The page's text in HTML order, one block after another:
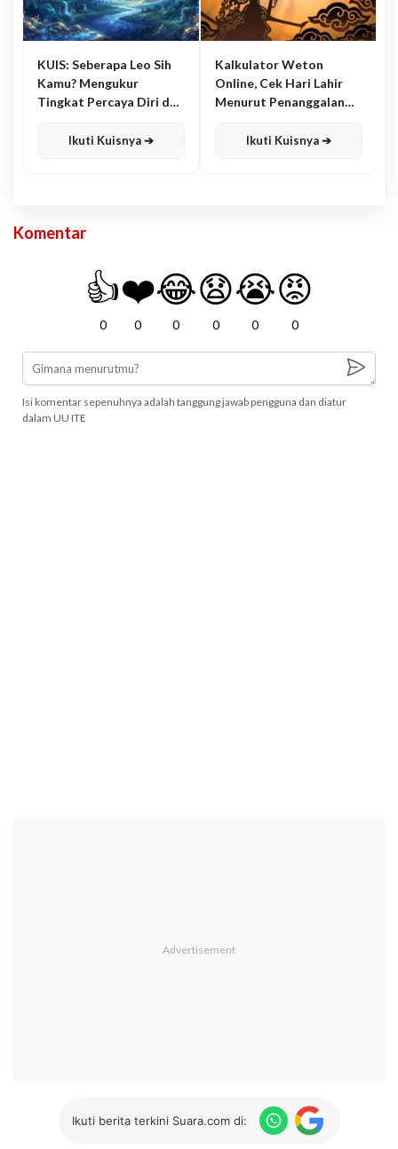
KUIS: Seberapa Leo Sih
Kamu? Mengukur
Tingkat Percaya Diri dan
Ikuti Kuisnya ➔
Kalkulator Weton
Online, Cek Hari Lahir
Menurut Penanggalan
Ikuti Kuisnya ➔
Komentar
👍
0
❤️
0
😂
0
😧
0
😭
0
😡
0
Isi komentar sepenuhnya adalah tanggung jawab pengguna dan diatur
dalam UU ITE
Ikuti berita terkini Suara.com di: